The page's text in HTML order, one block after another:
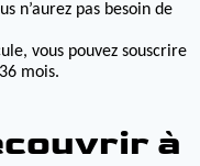
n’aurez pas besoin de
vous pouvez souscrire
mois.
à